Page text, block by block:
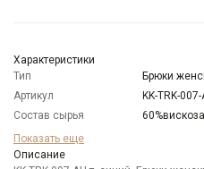
Характеристики
Тип
Брюки
Артикул
KK-TRK-
Состав сырья
Бренд
Модель
Показать еще
Описание